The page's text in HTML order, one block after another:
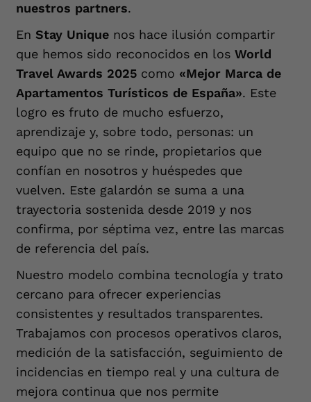
nuestros partners.
En Stay Unique nos hace ilusión compartir
que hemos sido reconocidos en los World
Travel Awards 2025 como «Mejor Marca de
Apartamentos Turísticos de España». Este
logro es fruto de mucho esfuerzo,
aprendizaje y, sobre todo, personas: un
equipo que no se rinde, propietarios que
confían en nosotros y huéspedes que
vuelven. Este galardón se suma a una
trayectoria sostenida desde 2019 y nos
confirma, por séptima vez, entre las marcas
de referencia del país.
Nuestro modelo combina tecnología y trato
cercano para ofrecer experiencias
consistentes y resultados transparentes.
Trabajamos con procesos operativos claros,
medición de la satisfacción, seguimiento de
incidencias en tiempo real y una cultura de
mejora continua que nos permite